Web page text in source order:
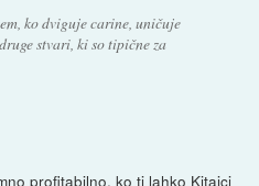
ko dviguje carine, uničuje
stvari, ki so tipične za
profitabilno, ko ti lahko Kitajci